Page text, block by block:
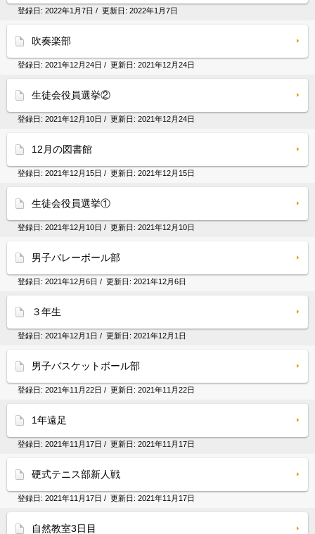
登録日: 2022年1月7日 / 更新日: 2022年1月7日
吹奏楽部
登録日: 2021年12月24日 / 更新日: 2021年12月24日
生徒会役員選挙②
登録日: 2021年12月10日 / 更新日: 2021年12月24日
12月の図書館
登録日: 2021年12月15日 / 更新日: 2021年12月15日
生徒会役員選挙①
登録日: 2021年12月10日 / 更新日: 2021年12月10日
男子バレーボール部
登録日: 2021年12月6日 / 更新日: 2021年12月6日
３年生
登録日: 2021年12月1日 / 更新日: 2021年12月1日
男子バスケットボール部
登録日: 2021年11月22日 / 更新日: 2021年11月22日
1年遠足
登録日: 2021年11月17日 / 更新日: 2021年11月17日
硬式テニス部新人戦
登録日: 2021年11月17日 / 更新日: 2021年11月17日
自然教室3日目